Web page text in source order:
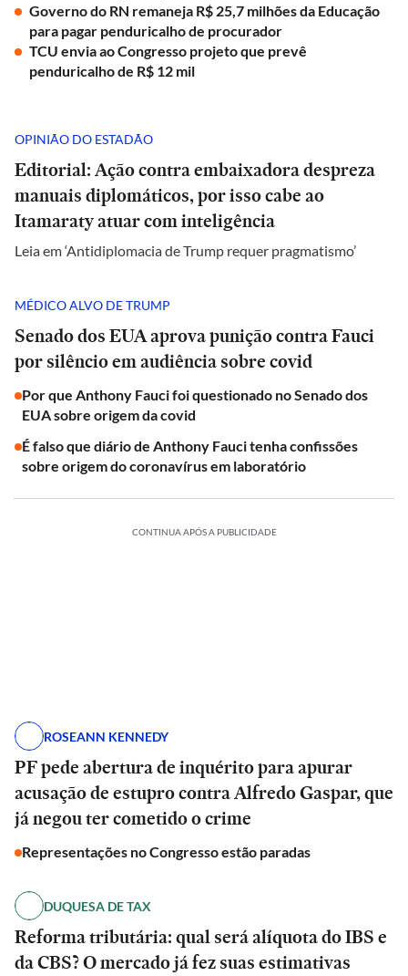
Governo do RN remaneja R$ 25,7 milhões da Educação
para pagar penduricalho de procurador
TCU envia ao Congresso projeto que prevê
penduricalho de R$ 12 mil
OPINIÃO DO ESTADÃO
Editorial: Ação contra embaixadora despreza
manuais diplomáticos, por isso cabe ao
Itamaraty atuar com inteligência
Leia em ‘Antidiplomacia de Trump requer pragmatismo’
MÉDICO ALVO DE TRUMP
Senado dos EUA aprova punição contra Fauci
por silêncio em audiência sobre covid
Por que Anthony Fauci foi questionado no Senado dos
EUA sobre origem da covid
É falso que diário de Anthony Fauci tenha confissões
sobre origem do coronavírus em laboratório
CONTINUA APÓS A PUBLICIDADE
ROSEANN KENNEDY
PF pede abertura de inquérito para apurar
acusação de estupro contra Alfredo Gaspar, que
já negou ter cometido o crime
Representações no Congresso estão paradas
DUQUESA DE TAX
Reforma tributária: qual será alíquota do IBS e
da CBS? O mercado já fez suas estimativas